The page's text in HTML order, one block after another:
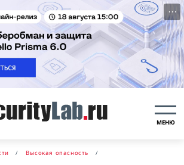
···
МЕНЮ
Высокая опасность